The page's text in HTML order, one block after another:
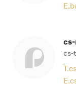
E.
cs-
T.
E.